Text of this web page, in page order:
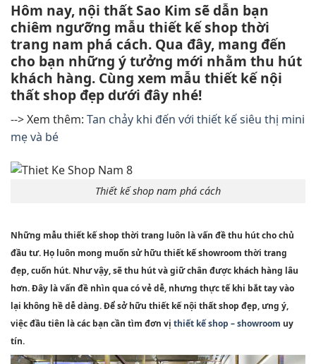
Hôm nay, nội thất Sao Kim sẽ dẫn bạn
chiêm ngưỡng mẫu thiết kế shop thời
trang nam phá cách. Qua đây, mang đến
cho bạn những ý tưởng mới nhằm thu hút
khách hàng. Cùng xem mẫu thiết kế nội
thất shop đẹp dưới đây nhé!
--> Xem thêm: Tan chảy khi đến với thiết kế siêu thị mini
mẹ và bé
Thiết kế shop nam phá cách
Những mẫu thiết kế shop thời trang luôn là vấn đề thu hút cho chủ
đầu tư. Họ luôn mong muốn sử hữu thiết kế showroom thời trang
đẹp, cuốn hút. Như vậy, sẽ thu hút và giữ chân được khách hàng lâu
hơn. Đây là vấn đề nhìn qua có vẻ dễ, nhưng thực tế khi bắt tay vào
lại không hề dễ dàng. Để sở hữu thiết kế nội thất shop đẹp, ưng ý,
việc đầu tiên là các bạn cần tìm đơn vị thiết kế shop – showroom uy
tín.